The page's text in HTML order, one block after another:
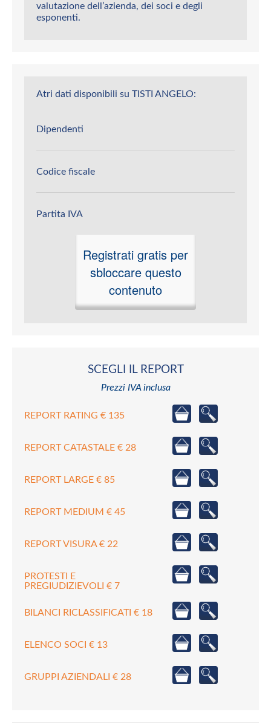
valutazione dell’azienda, dei soci e degli
esponenti.
Atri dati disponibili su TISTI ANGELO:
Dipendenti
Codice fiscale
Partita IVA
Registrati gratis per
sbloccare questo
contenuto
SCEGLI IL REPORT
Prezzi IVA inclusa
REPORT RATING € 135
REPORT CATASTALE € 28
REPORT LARGE € 85
REPORT MEDIUM € 45
REPORT VISURA € 22
PROTESTI E
PREGIUDIZIEVOLI € 7
BILANCI RICLASSIFICATI € 18
ELENCO SOCI € 13
GRUPPI AZIENDALI € 28